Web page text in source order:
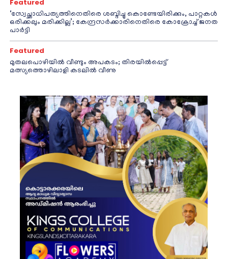
Featured
‘സ്വേച്ഛാധിപത്യത്തിനെതിരെ ശബ്ദിച്ചു കൊണ്ടേയിരിക്കും, പാറ്റകൾ
ഒരിക്കലും മരിക്കില്ല’; കേന്ദ്രസർക്കാരിനെതിരെ കോക്രോച്ച് ജനത
പാർട്ടി
Featured
മുതലപൊഴിയിൽ വീണ്ടും അപകടം; തിരയിൽപ്പെട്ട്
മത്സ്യത്തൊഴിലാളി കടലിൽ വീണു